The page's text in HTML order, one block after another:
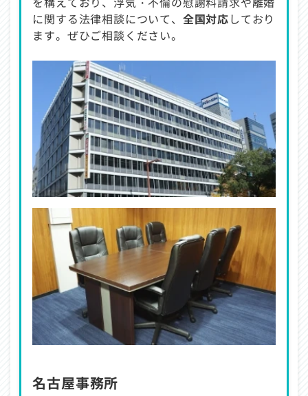
に関する法律相談について、 全国対応しており
ます。ぜひご相談ください。
名古屋事務所